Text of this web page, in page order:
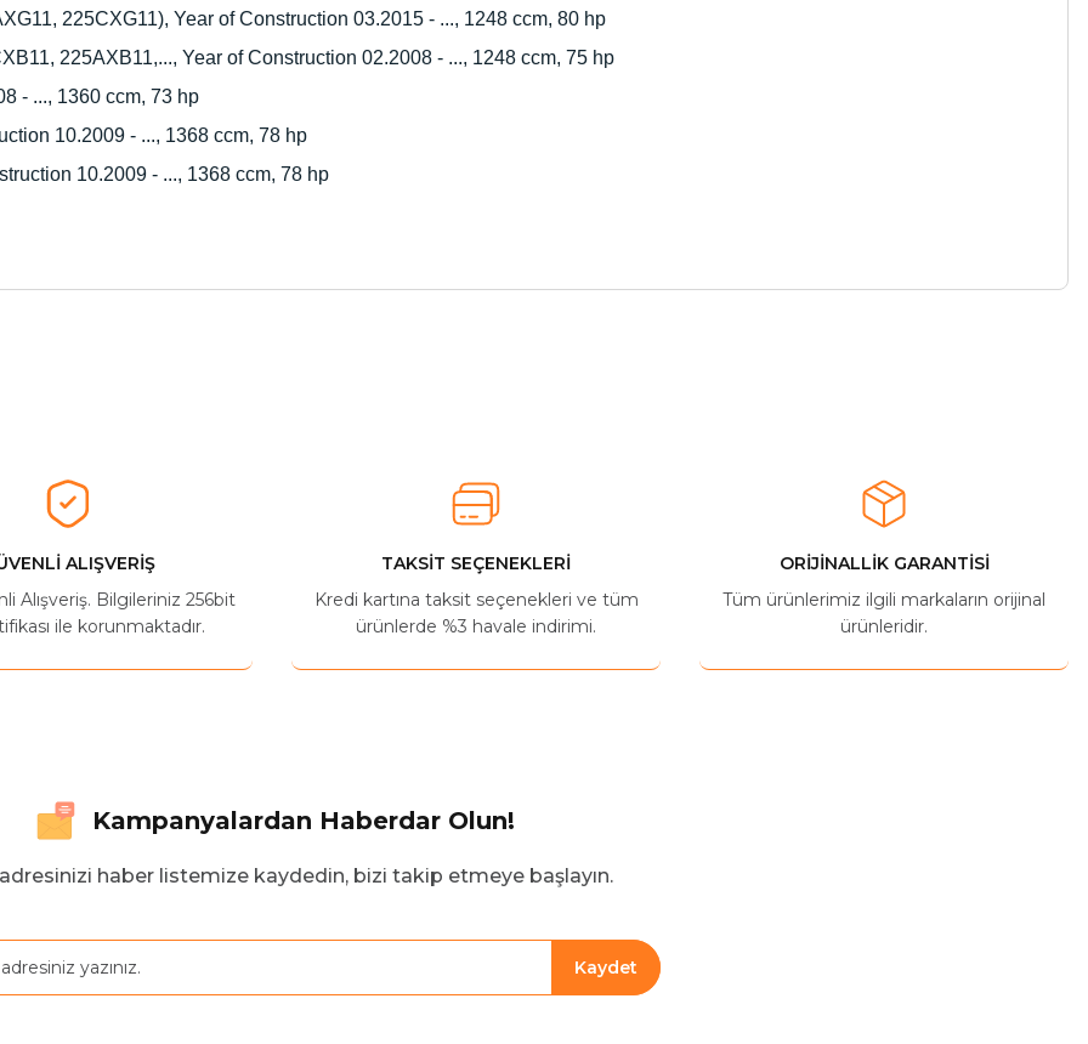
225CXG11), Year of Construction 03.2015 - ..., 1248 ccm, 80 hp
225AXB11,..., Year of Construction 02.2008 - ..., 1248 ccm, 75 hp
- ..., 1360 ccm, 73 hp
10.2009 - ..., 1368 ccm, 78 hp
10.2009 - ..., 1368 ccm, 78 hp
ALIŞVERİŞ
Alışveriş. Bilgileriniz 256bit
ile korunmaktadır.
TAKSİT SEÇENEKLERİ
Kredi kartına taksit seçenekleri ve tüm
ürünlerde %3 havale indirimi.
ORİJİNALLİK GARANTİSİ
Tüm ürünlerimiz ilgili markaların orijinal
ürünleridir.
Kampanyalardan Haberdar Olun!
haber listemize kaydedin, bizi takip etmeye başlayın.
Kaydet